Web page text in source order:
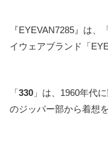
『EYEVAN7285』は
イウェアブランド「
「330 」は、1960年代
のジッパー部から着想